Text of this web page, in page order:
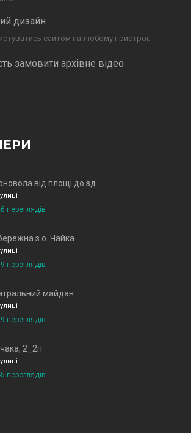
дизайн
сайтом на любому пристрої.
замовити архівне відео
від площі до зд
переглядів
з о. Чайка
переглядів
майдан
переглядів
2_2п
переглядів